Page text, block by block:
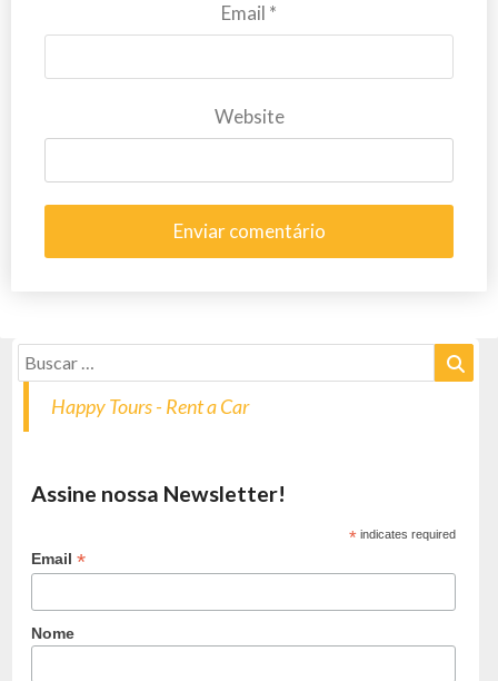
Email *
Website
Happy Tours - Rent a Car
Assine nossa Newsletter!
* indicates required
Email*
Nome